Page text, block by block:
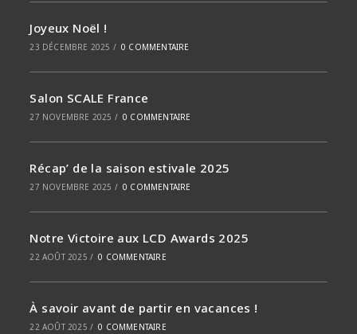
Joyeux Noël !
23 DÉCEMBRE 2025 / 0 COMMENTAIRE
Salon SCALE France
27 NOVEMBRE 2025 / 0 COMMENTAIRE
Récap’ de la saison estivale 2025
27 NOVEMBRE 2025 / 0 COMMENTAIRE
Notre Victoire aux LCD Awards 2025
22 AOÛT 2025 / 0 COMMENTAIRE
À savoir avant de partir en vacances !
22 AOÛT 2025 / 0 COMMENTAIRE